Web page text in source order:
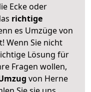
Ecke oder
richtige
es Umzüge von
Wenn Sie nicht
Lösung für
Fragen wollen,
von Herne